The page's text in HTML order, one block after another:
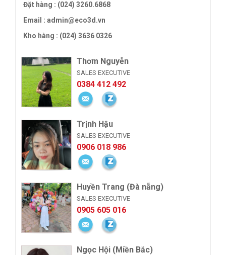
Đặt hàng : (024) 3260.6868
Email : admin@eco3d.vn
Kho hàng : (024) 3636 0326
Thơm Nguyễn
SALES EXECUTIVE
0384 412 492
Trịnh Hậu
SALES EXECUTIVE
0906 018 986
Huyền Trang (Đà nẵng)
SALES EXECUTIVE
0905 605 016
Ngọc Hội (Miền Bắc)